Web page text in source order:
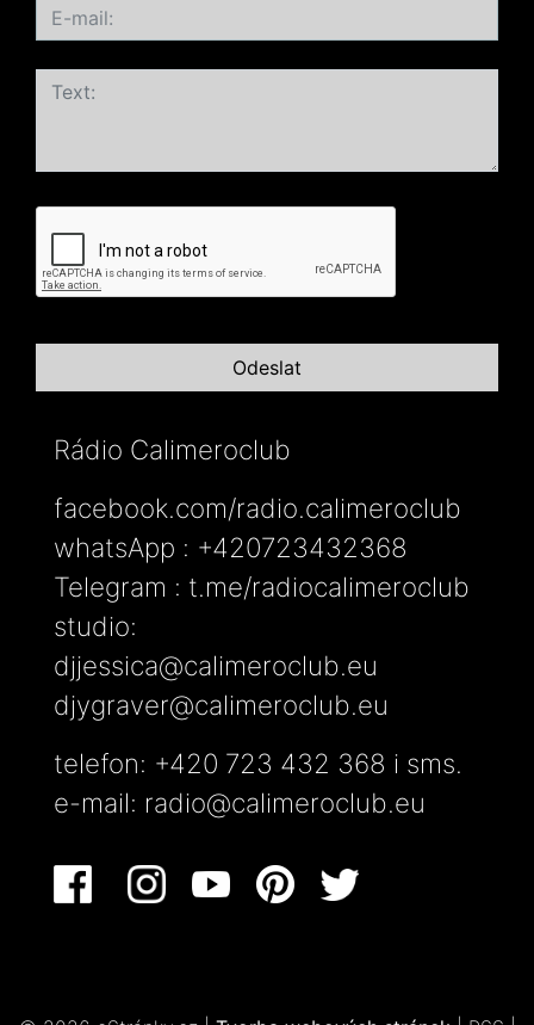
Rádio Calimeroclub
facebook.com/radio.calimeroclub
whatsApp : +420723432368
Telegram : t.me/radiocalimeroclub
studio:
djjessica@calimeroclub.eu
djygraver@calimeroclub.eu
telefon: +420 723 432 368 i sms.
e-mail: radio@calimeroclub.eu